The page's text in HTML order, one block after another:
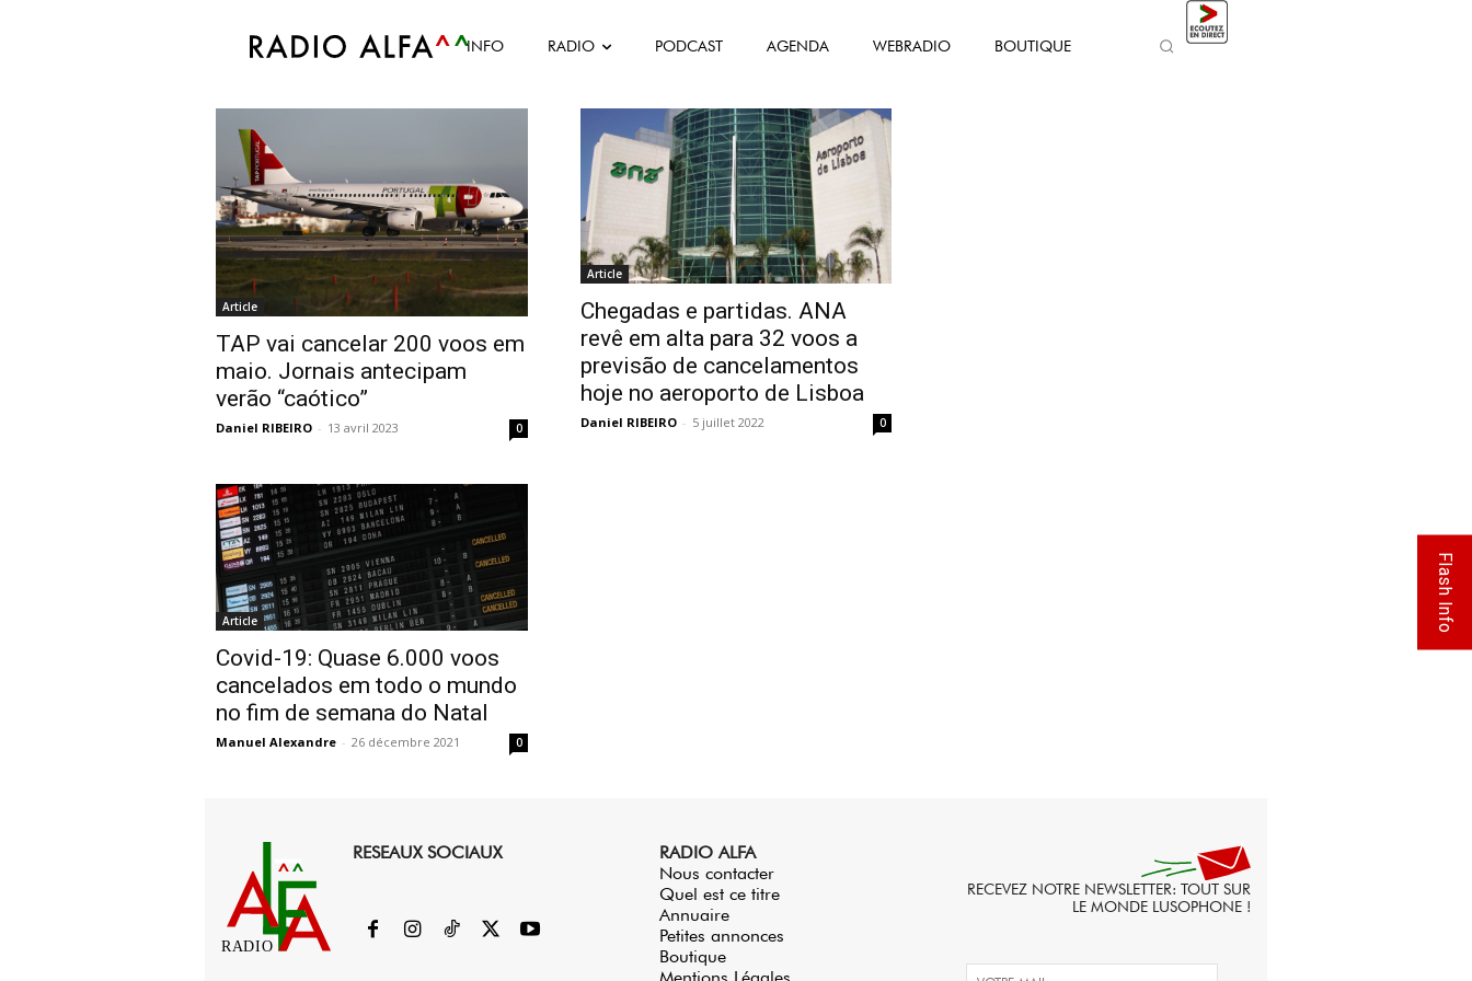
INFO RADIO PODCAST AGENDA WEBRADIO BOUTIQUE
Accueil Tags Voos cancelados
Tag: voos cancelados
Article
TAP vai cancelar 200 voos em
maio. Jornais antecipam
verão “caótico”
Daniel RIBEIRO - 13 avril 2023 0
Article
Chegadas e partidas. ANA
revê em alta para 32 voos a
previsão de cancelamentos
hoje no aeroporto de Lisboa
Daniel RIBEIRO - 5 juillet 2022 0
Article
Covid-19: Quase 6.000 voos
cancelados em todo o mundo
no fim de semana do Natal
Manuel Alexandre - 26 décembre 2021 0
RADIO
RESEAUX SOCIAUX
RADIO ALFA
Nous contacter
Quel est ce titre
Annuaire
Petites annonces
Boutique
Mentions Légales
RECEVEZ NOTRE NEWSLETTER: TOUT SUR
LE MONDE LUSOPHONE !
Flash Info